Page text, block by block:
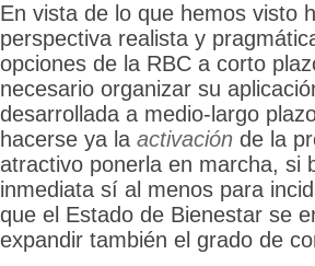
En vista de lo que hemos visto
perspectiva realista y
opciones de la RBC a corto
necesario organizar su
desarrollada a medio-largo
hacerse ya la activación de la
atractivo ponerla en marcha, si
inmediata sí al menos para
que el Estado de Bienestar se
expandir también el grado de